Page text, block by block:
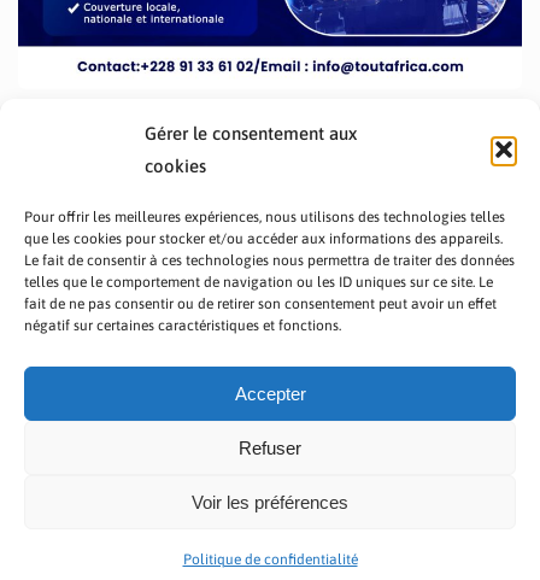
Gérer le consentement aux
cookies
Pour offrir les meilleures expériences, nous utilisons des technologies telles
que les cookies pour stocker et/ou accéder aux informations des appareils.
Le fait de consentir à ces technologies nous permettra de traiter des données
telles que le comportement de navigation ou les ID uniques sur ce site. Le
fait de ne pas consentir ou de retirer son consentement peut avoir un effet
négatif sur certaines caractéristiques et fonctions.
Accepter
Refuser
Voir les préférences
Politique de confidentialité
PRÉSENTATION TOUTAFRICA
A PROPOS
Copyright © 2023 TOUT AFRICA | Made by